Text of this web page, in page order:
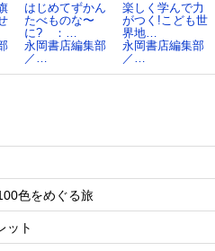
はじめてずかん
たべものな〜
に? ：…
永岡書店編集部
／…
楽しく学んで力
がつく!こども世
界地…
永岡書店編集部
／…
100色をめぐる旅
ット